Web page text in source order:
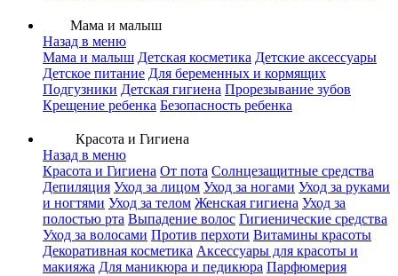
Мама и малыш
Назад в меню
Мама и малыш Детская косметика Детские аксессуары
Детское питание Для беременных и кормящих
Подгузники Детская гигиена Прорезывание зубов
Крещение ребенка Безопасность ребенка
Красота и Гигиена
Назад в меню
Красота и Гигиена От пота Солнцезащитные средства
Депиляция Уход за лицом Уход за ногами Уход за руками
и ногтями Уход за телом Женская гигиена Уход за
полостью рта Выпадение волос Гигиенические средства
Уход за волосами Против перхоти Витамины красоты
Декоративная косметика Аксессуары для красоты и
макияжа Для маникюра и педикюра Парфюмерия